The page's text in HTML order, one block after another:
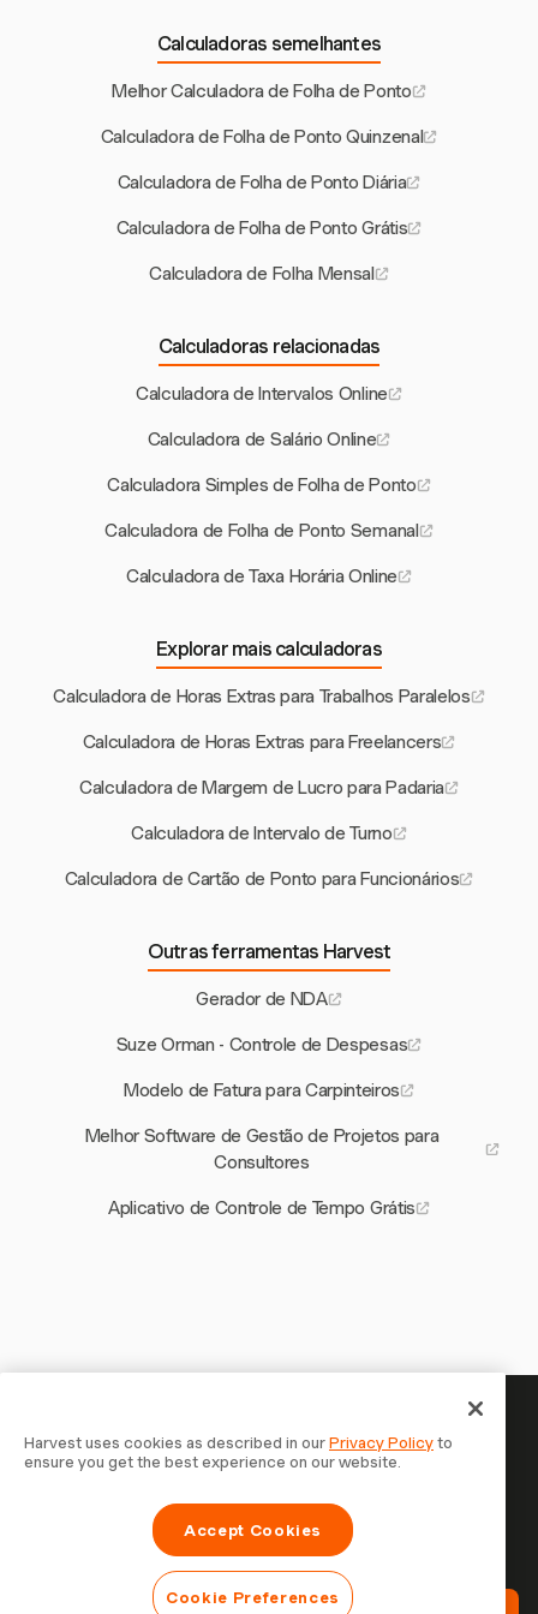
Calculadoras semelhantes
Melhor Calculadora de Folha de Ponto
Calculadora de Folha de Ponto Quinzenal
Calculadora de Folha de Ponto Diária
Calculadora de Folha de Ponto Grátis
Calculadora de Folha Mensal
Calculadoras relacionadas
Calculadora de Intervalos Online
Calculadora de Salário Online
Calculadora Simples de Folha de Ponto
Calculadora de Folha de Ponto Semanal
Calculadora de Taxa Horária Online
Explorar mais calculadoras
Calculadora de Horas Extras para Trabalhos Paralelos
Calculadora de Horas Extras para Freelancers
Calculadora de Margem de Lucro para Padaria
Calculadora de Intervalo de Turno
Calculadora de Cartão de Ponto para Funcionários
Outras ferramentas Harvest
Gerador de NDA
Suze Orman - Controle de Despesas
Modelo de Fatura para Carpinteiros
Melhor Software de Gestão de Projetos para
Consultores
Aplicativo de Controle de Tempo Grátis
Seu tempo merece ser
registrado — comece agora
Junte-se a mais de 70.000 empresas que controlam o
tempo, faturam clientes e recebem mais rápido com
Harvest uses cookies as described in ourPrivacy Policyto
ensure you get the best experience on our website.
Accept Cookies
Cookie Preferences